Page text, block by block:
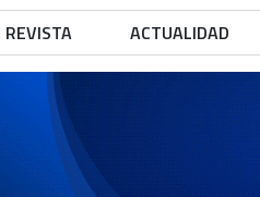
REVISTA ACTUALIDAD